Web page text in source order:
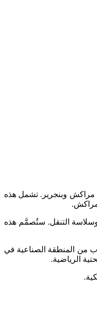
مراكش وبنجرير. تشمل هذه
مراكش.
التنقل. ستُصمَّم هذه
من المنطقة الصناعية في